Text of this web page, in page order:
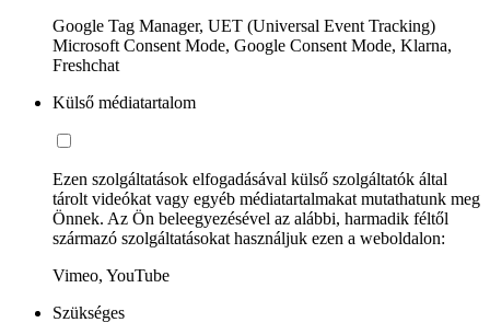
Google Tag Manager, UET (Universal Event Tracking)
Microsoft Consent Mode, Google Consent Mode, Klarna,
Freshchat
Külső médiatartalom
Ezen szolgáltatások elfogadásával külső szolgáltatók által
tárolt videókat vagy egyéb médiatartalmakat mutathatunk meg
Önnek. Az Ön beleegyezésével az alábbi, harmadik féltől
származó szolgáltatásokat használjuk ezen a weboldalon:
Vimeo, YouTube
Szükséges